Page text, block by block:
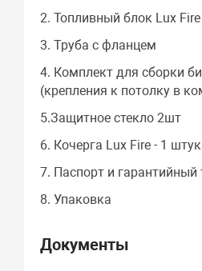
2. Топливный блок Lux
3. Труба с фланцем
4. Комплект для сборки
(крепления к потолку в
5.Защитное стекло 2шт
6. Кочерга Lux Fire - 1
7. Паспорт и гарантийный
8. Упаковка
Документы